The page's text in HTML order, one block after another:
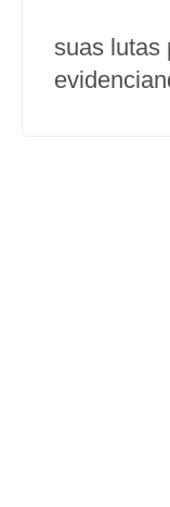
suas lutas